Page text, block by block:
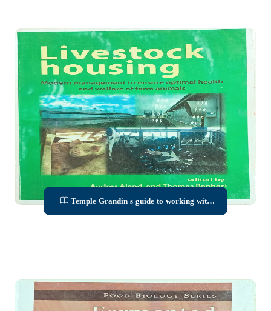
Temple Grandin s guide to working with
farm animals